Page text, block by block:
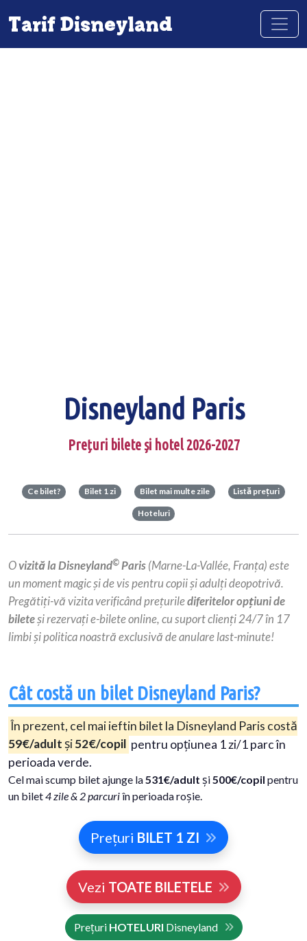
Tarif Disneyland
Disneyland Paris
Prețuri bilete și hotel 2026-2027
Ce bilet? Bilet 1 zi Bilet mai multe zile Listă prețuri
Hoteluri
Ovizită la Disneyland© Paris(Marne-La-Vallée, Franța) este
un moment magic și de vis pentru copii și adulți deopotrivă.
Pregătiți-vă vizita verificând prețurilediferitelor opțiuni de
bileteși rezervați e-bilete online, cu suport clienți 24/7 în 17
limbi și politica noastră exclusivă de anulare last-minute!
Cât costă un bilet Disneyland Paris?
În prezent, cel mai ieftin bilet la Disneyland Paris costă
59€/adult și52€/copil pentru opțiunea 1 zi/1 parc în
perioada verde.
Cel mai scump bilet ajunge la 531€/adult și 500€/copil pentru
un bilet4 zile & 2 parcuriîn perioada roșie.
Prețuri BILET 1 ZI
Vezi TOATE BILETELE
Prețuri HOTELURI Disneyland